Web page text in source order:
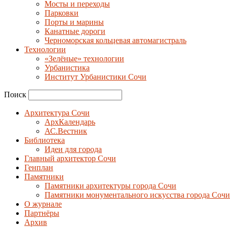
Мосты и переходы
Парковки
Порты и марины
Канатные дороги
Черноморская кольцевая автомагистраль
Технологии
«Зелёные» технологии
Урбанистика
Институт Урбанистики Сочи
Поиск
Архитектура Сочи
АрхКалендарь
АС.Вестник
Библиотека
Идеи для города
Главный архитектор Сочи
Генплан
Памятники
Памятники архитектуры города Сочи
Памятники монументального искусства города Сочи
О журнале
Партнёры
Архив